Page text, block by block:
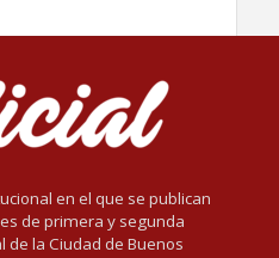
en el que se publican
de primera y segunda
de la Ciudad de Buenos